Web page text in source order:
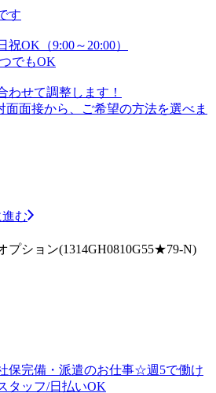
す
祝OK（9:00～20:00）
でもOK
わせて調整します！
面面接から、ご希望の方法を選べま
む
プション(1314GH0810G55★79-N)
保完備・派遣のお仕事☆週5で働け
タッフ/日払いOK